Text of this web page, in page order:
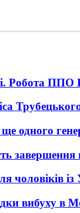
Робота ППО
одного
завершення
чоловіків із
вибуху в